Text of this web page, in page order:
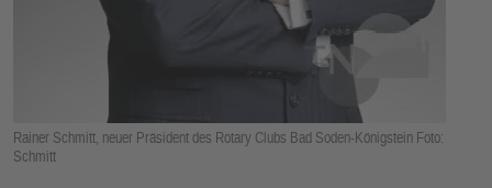
Rainer Schmitt, neuer Präsident des Rotary Clubs Bad Soden-Königstein Foto:
Schmitt